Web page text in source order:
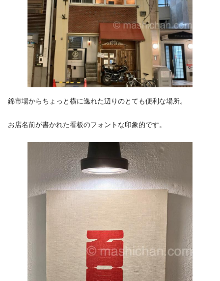
錦市場からちょっと横に逸れた辺りのとても便利な場所。
お店名前が書かれた看板のフォントな印象的です。